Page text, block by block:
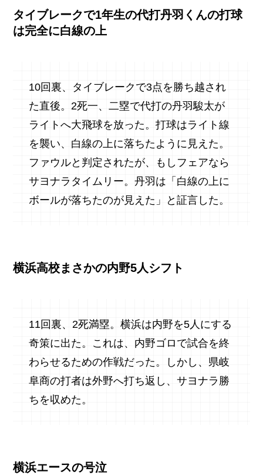
タイブレークで1年生の代打丹羽くんの打球
は完全に白線の上
10回裏、タイブレークで3点を勝ち越され
た直後。2死一、二塁で代打の丹羽駿太が
ライトへ大飛球を放った。打球はライト線
を襲い、白線の上に落ちたように見えた。
ファウルと判定されたが、もしフェアなら
サヨナラタイムリー。丹羽は「白線の上に
ボールが落ちたのが見えた」と証言した。
横浜高校まさかの内野5人シフト
11回裏、2死満塁。横浜は内野を5人にする
奇策に出た。これは、内野ゴロで試合を終
わらせるための作戦だった。しかし、県岐
阜商の打者は外野へ打ち返し、サヨナラ勝
ちを収めた。
横浜エースの号泣